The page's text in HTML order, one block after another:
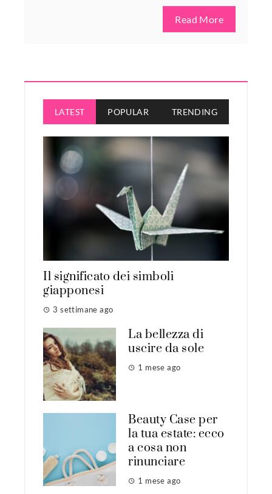
Read More
LATEST POPULAR TRENDING
Il significato dei simboli
giapponesi
3 settimane ago
La bellezza di
uscire da sole
1 mese ago
Beauty Case per
la tua estate: ecco
a cosa non
rinunciare
1 mese ago